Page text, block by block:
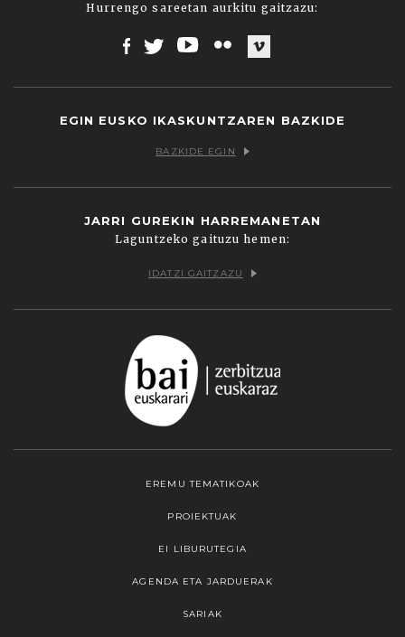
Hurrengo sareetan aurkitu gaitzazu:
EGIN EUSKO IKASKUNTZAREN BAZKIDE
BAZKIDE EGIN
JARRI GUREKIN HARREMANETAN
Laguntzeko gaituzu hemen:
IDATZI GAITZAZU
EREMU TEMATIKOAK
PROIEKTUAK
EI LIBURUTEGIA
AGENDA ETA JARDUERAK
SARIAK